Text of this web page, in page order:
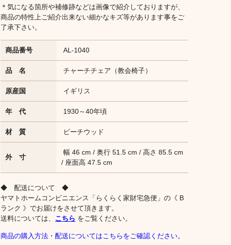
＊気になる箇所や補修跡などは画像で紹介しておりますが、
商品の特性上ご紹介出来ない細かなキズ等があります事をご
了承下さい。
商品番号 AL-1040
品 名 チャーチチェア（教会椅子）
原産国 イギリス
年 代 1930～40年頃
材 質 ビーチウッド
外 寸
幅 46 cm / 奥行 51.5 cm / 高さ 85.5 cm
/ 座面高 47.5 cm
◆ 配送について ◆
ヤマトホームコンビニエンス「らくらく家財宅急便」の《 B
ランク 》でお届けをさせて頂きます。
送料については、 こちら をご覧ください。
商品の購入方法・配送についてはこちらをご確認ください。